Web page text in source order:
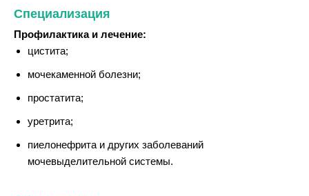
Специализация
Профилактика и лечение:
цистита;
мочекаменной болезни;
простатита;
уретрита;
пиелонефрита и других заболеваний
мочевыделительной системы.